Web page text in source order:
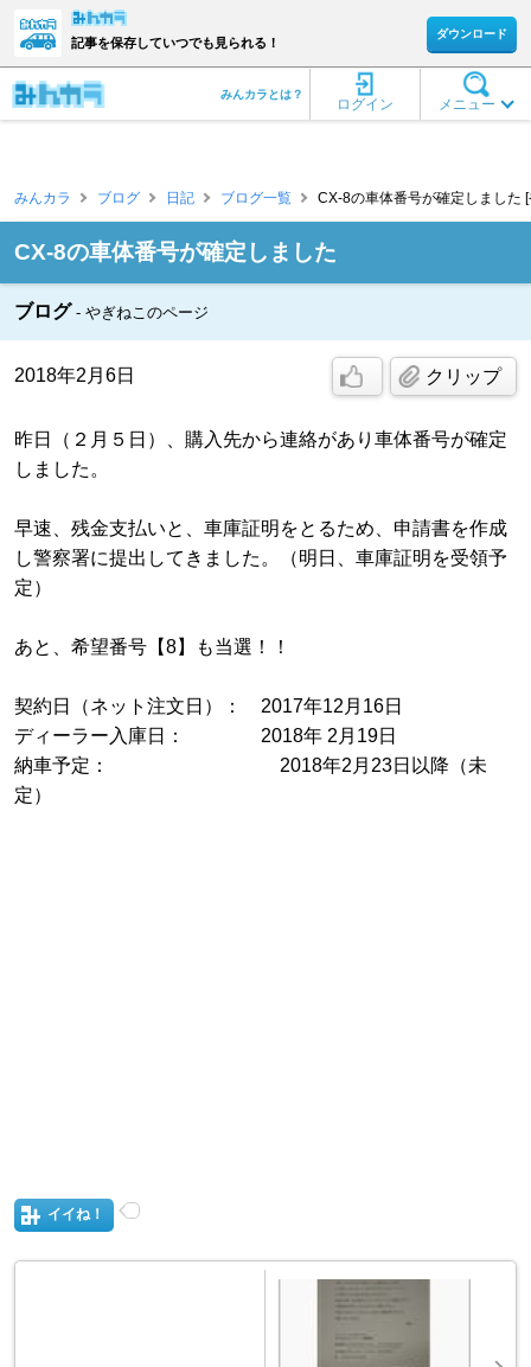
記事を保存していつでも見られる！
ダウンロード
メニュー
ログイン
みんカラとは？
みんカラ ブログ 日記 ブログ一覧 CX-8の車体番号が確定しました
CX-8の車体番号が確定しました
ブログ やぎねこのページ
2018年2月6日 クリップ
昨日（２月５日）、購入先から連絡があり車体番号が確定
しました。
早速、残金支払いと、車庫証明をとるため、申請書を作成
し警察署に提出してきました。（明日、車庫証明を受領予
定）
あと、希望番号【8】も当選！！
契約日（ネット注文日）： 2017年12月16日
ディーラー入庫日： 2018年 2月19日
納車予定： 2018年2月23日以降（未
定）
イイね！